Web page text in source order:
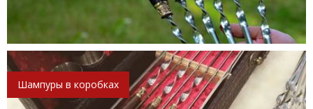
Шампуры в коробках